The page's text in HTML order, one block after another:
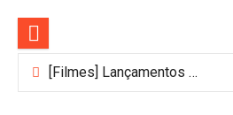
conteúdo
[Filmes] Lançamentos de agosto no Adrenalina Pura+ trazem ação e suspense